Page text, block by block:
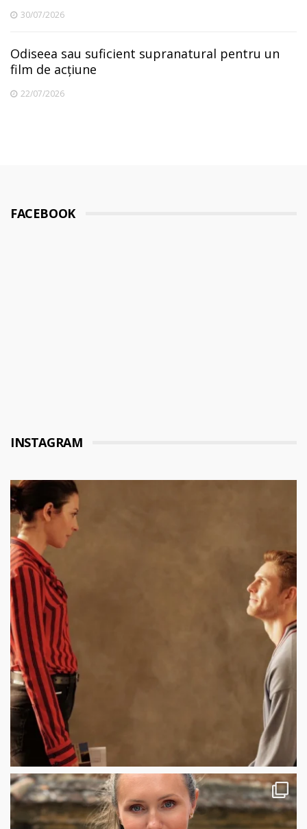
30/07/2026
Odiseea sau suficient supranatural pentru un
film de acțiune
22/07/2026
FACEBOOK
INSTAGRAM